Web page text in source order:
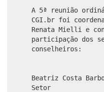
A 5ª reunião
CGI.br foi
Renata Mielli e
participação dos
conselheiros:
Beatriz Costa
Setor